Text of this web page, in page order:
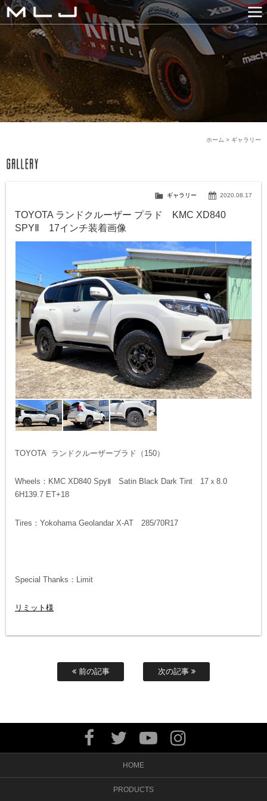
MLJ / Lexani(レクサーニ
PRODUCTS
GALLERY
SNS
COMPANY
HISTORY
CONTACT US
ギャラリー
ホーム >
2020.08.17
ギャラリー
TOYOTA ランドクルーザー プラド KMC XD840
SPYⅡ 17インチ装着画像
TOYOTA ランドクルーザープラド（150）
Wheels：KMC XD840 SpyⅡ Satin Black Dark Tint 17ｘ8.0
6H139.7 ET+18
Tires：Yokohama Geolandar X-AT 285/70R17
Special Thanks：Limit
リミット様
前の記事 次の記事
HOME
PRODUCTS